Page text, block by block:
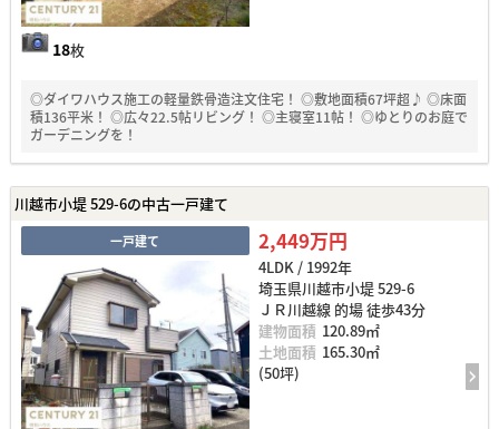
18枚
◎ダイワハウス施工の軽量鉄骨造注文住宅！ ◎敷地面積67坪超♪ ◎床面
積136平米！ ◎広々22.5帖リビング！ ◎主寝室11帖！ ◎ゆとりのお庭で
ガーデニングを！
川越市小堤 529-6の中古一戸建て
一戸建て 2,449万円
4LDK / 1992年
埼玉県川越市小堤 529-6
ＪＲ川越線 的場 徒歩43分
建物面積 120.89㎡
土地面積 165.30㎡
(50坪)